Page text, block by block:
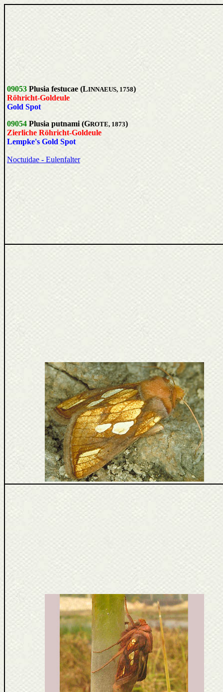
09053 Plusia festucae (LINNAEUS, 1758)
Röhricht-Goldeule
Gold Spot
09054 Plusia putnami (GROTE, 1873)
Zierliche Röhricht-Goldeule
Lempke's Gold Spot
Noctuidae - Eulenfalter